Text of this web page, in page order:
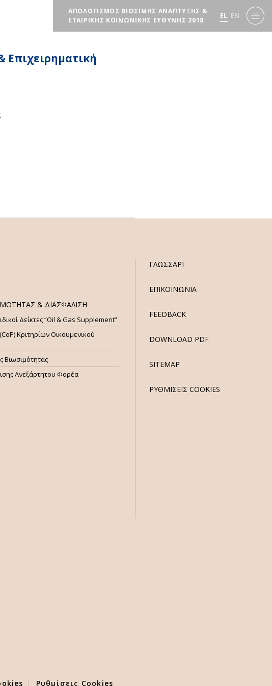
ΑΠΟΛΟΓΙΣΜΟΣ ΒΙΩΣΙΜΗΣ ΑΝΑΠΤΥΞΗΣ &
ΕΤΑΙΡΙΚΗΣ ΚΟΙΝΩΝΙΚΗΣ ΕΥΘΥΝΗΣ 2018
EL EN
Επιχειρηματική
& ΔΙΑΣΦΑΛΙΣΗ
Δείκτες “Oil & Gas Supplement”
Κριτηρίων Οικουμενικού
Βιωσιμότητας
Ανεξάρτητου Φορέα
ΓΛΩΣΣΑΡΙ
ΕΠΙΚΟΙΝΩΝΙΑ
FEEDBACK
DOWNLOAD PDF
SITEMAP
ΡΥΘΜΙΣΕΙΣ COOKIES
Ρυθμίσεις Cookies